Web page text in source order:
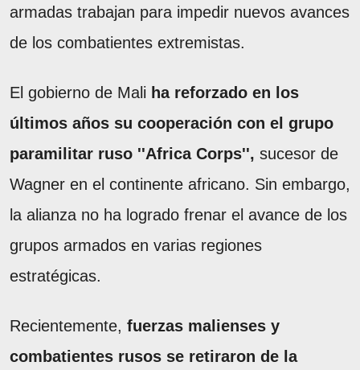
armadas trabajan para impedir nuevos avances
de los combatientes extremistas.
El gobierno de Mali ha reforzado en los
últimos años su cooperación con el grupo
paramilitar ruso ''Africa Corps'', sucesor de
Wagner en el continente africano. Sin embargo,
la alianza no ha logrado frenar el avance de los
grupos armados en varias regiones
estratégicas.
Recientemente, fuerzas malienses y
combatientes rusos se retiraron de la